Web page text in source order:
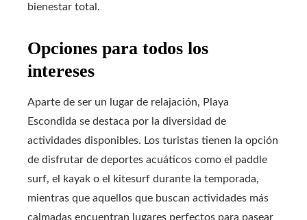
bienestar total.
Opciones para todos los
intereses
Aparte de ser un lugar de relajación, Playa
Escondida se destaca por la diversidad de
actividades disponibles. Los turistas tienen la opción
de disfrutar de deportes acuáticos como el paddle
surf, el kayak o el kitesurf durante la temporada,
mientras que aquellos que buscan actividades más
calmadas encuentran lugares perfectos para pasear